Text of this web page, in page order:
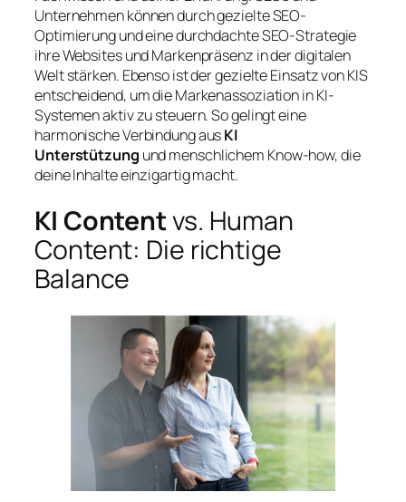
Unternehmen können durch gezielte SEO-
Optimierung und eine durchdachte SEO-Strategie
ihre Websites und Markenpräsenz in der digitalen
Welt stärken. Ebenso ist der gezielte Einsatz von KIS
entscheidend, um die Markenassoziation in KI-
Systemen aktiv zu steuern. So gelingt eine
harmonische Verbindung ausKI
Unterstützung und menschlichem Know-how, die
deine Inhalte einzigartig macht.
KI Contentvs. Human
Content: Die richtige
Balance